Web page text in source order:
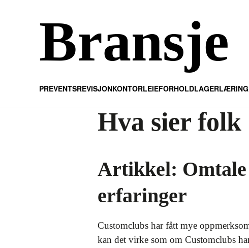
Bransje
PREVENTSREVISJONKONTORLEIEFORHOLDLAGERLÆRING
Hva sier folk
Artikkel: Omtale
erfaringer
Customclubs har fått mye
kan det virke som om Customclubs